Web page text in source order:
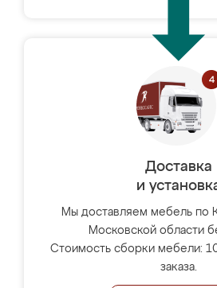
Доставка
и
Мы доставляем мебель по
Московской области
Стоимость сборки мебели:
заказа.